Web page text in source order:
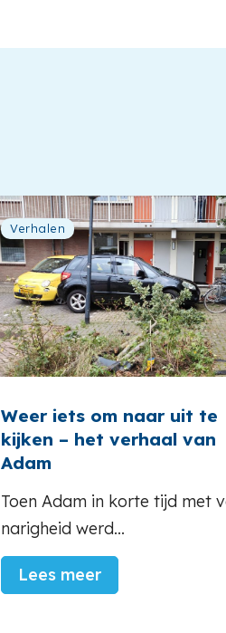
Verhalen
Weer iets om naar uit te
kijken – het verhaal van
Adam
Toen Adam in korte tijd met
narigheid werd...
Lees meer